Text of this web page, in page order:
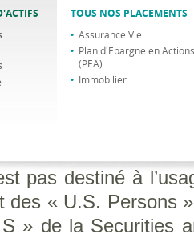
TOUS NOS PLACEMENTS
Assurance Vie
Plan d'Epargne en Actions
(PEA)
Immobilier
pas destiné à
des « U.S. Persons
» de la Securities